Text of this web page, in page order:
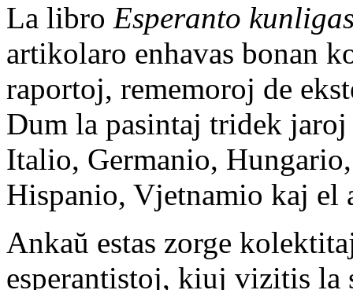
La libro Esperanto
artikolaro enhavas bonan
raportoj, rememoroj de
Dum la pasintaj tridek
Italio, Germanio,
Hispanio, Vjetnamio kaj el
Ankaŭ estas zorge
esperantistoj, kiuj vizitis la